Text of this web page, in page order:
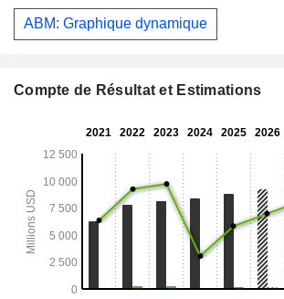
ABM: Graphique dynamique
Compte de Résultat et Estimations